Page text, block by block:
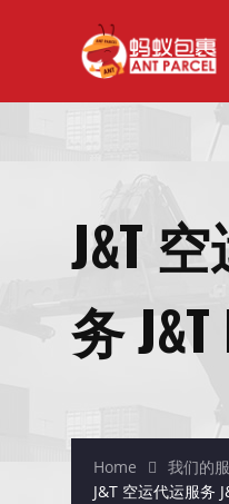
关于我们
台湾空运
台湾到新加坡
马来西亚空运到台湾
新加坡空运
J&T
务
Home 我们的
J&T 空运代运服务